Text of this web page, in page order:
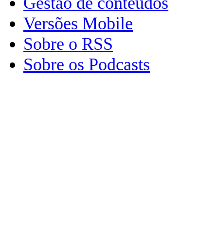
Versões Mobile
Sobre o RSS
Sobre os Podcasts